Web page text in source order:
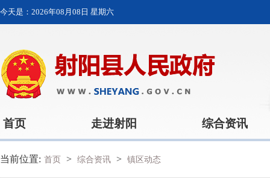
今天是： 2026年08月08日 星期六
首页 走进射阳 综合资讯
当前位置: 首页 > 综合资讯 > 镇区动态